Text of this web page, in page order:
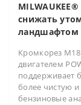
снижать
ландшафтом
Кромкорез
двигателем
поддерживает
более чистую
бензиновые